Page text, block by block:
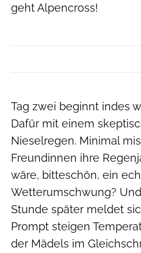
geht Alpencross!
Tag zwei beginnt indes
Dafür mit einem
Nieselregen. Minimal
Freundinnen ihre
wäre, bitteschön, ein
Wetterumschwung?
Stunde später meldet
Prompt steigen
der Mädels im